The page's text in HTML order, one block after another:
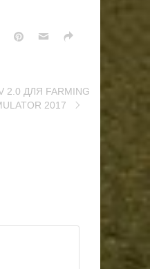
2.0 ДЛЯ FARMING
2017